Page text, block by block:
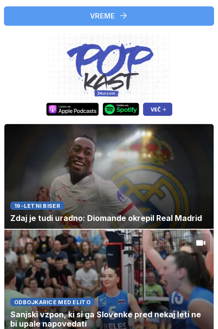
VREME
19-LETNI BISER
Zdaj je tudi uradno: Diomande okrepil Real Madrid
ODBOJKARICE MED ELITO
Sanjski vzpon, ki si ga Slovenke pred nekaj leti ne
bi upale napovedati